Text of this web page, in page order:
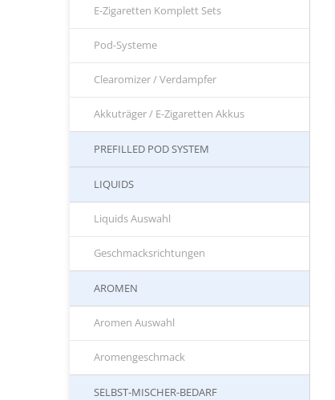
E-Zigaretten Komplett Sets
Pod-Systeme
Clearomizer / Verdampfer
Akkuträger / E-Zigaretten Akkus
PREFILLED POD SYSTEM
LIQUIDS
Liquids Auswahl
Geschmacksrichtungen
AROMEN
Aromen Auswahl
Aromengeschmack
SELBST-MISCHER-BEDARF